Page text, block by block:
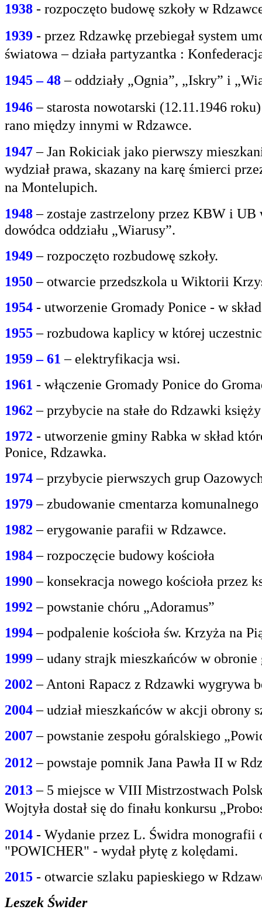
1938 - rozpoczęto budowę szkoły w
1939 - przez Rdzawkę przebiegał system
światowa – działa partyzantka :
1945 – 48– oddziały „Ognia”, „Iskry” i
1946– starosta nowotarski (12.11.1946
rano między innymi w Rdzawce.
1947 – Jan Rokiciak jako pierwszy
wydział prawa, skazany na karę śmierci
na Montelupich.
1948– zostaje zastrzelony przez KBW i
dowódca oddziału „Wiarusy”.
1949 – rozpoczęto rozbudowę szkoły.
1950 – otwarcie przedszkola u Wiktorii
1954 - utworzenie Gromady Ponice - w
1955 – rozbudowa kaplicy w której
1959 – 61 – elektryfikacja wsi.
1961 - włączenie Gromady Ponice do
1962 – przybycie na stałe do Rdzawki
1972 - utworzenie gminy Rabka w skład
Ponice, Rdzawka.
1974 – przybycie pierwszych grup
1979– zbudowanie cmentarza
1982 – erygowanie parafii w Rdzawce.
1984– rozpoczęcie budowy kościoła
1990 – konsekracja nowego kościoła przez
1992 – powstanie chóru „Adoramus”
1994– podpalenie kościoła św. Krzyża na
1999– udany strajk mieszkańców w
2002 – Antoni Rapacz z Rdzawki wygrywa
2004– udział mieszkańców w akcji obrony
2007– powstanie zespołu góralskiego
2012 – powstaje pomnik Jana Pawła II w
2013– 5 miejsce w VIII Mistrzostwach
Wojtyła dostał się do finału konkursu
2014 - Wydanie przez L. Świdra monografii
"POWICHER" - wydał płytę z kolędami.
2015 - otwarcie szlaku papieskiego w
Leszek Świder